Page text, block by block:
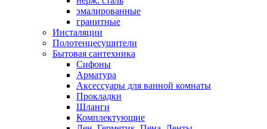
эмалированные
гранитные
Инсталяции
Полотенцесушители
Бытовая сантехника
Сифоны
Арматура
Аксессуары для ванной комнаты
Прокладки
Шланги
Комплектующие